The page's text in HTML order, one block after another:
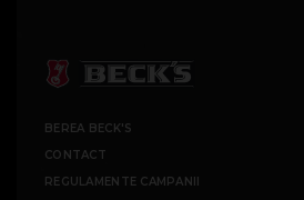
BEREA BECK'S
CONTACT
REGULAMENTE CAMPANII